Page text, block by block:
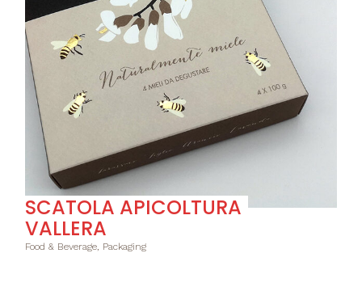
SCATOLA APICOLTURA
VALLERA
Food & Beverage, Packaging